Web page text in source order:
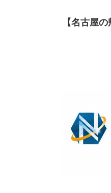
【名古屋